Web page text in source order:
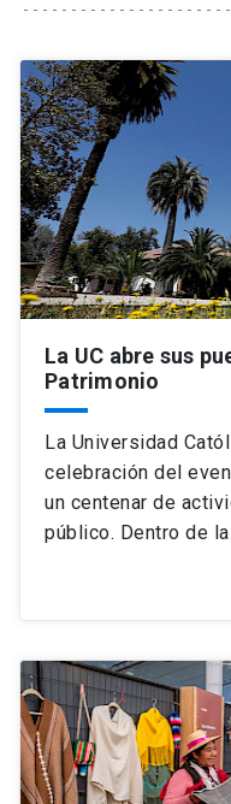
Universidad
Información para
Futuros estudiantes
Estudiantes
Personal
Alumni
Padres y familia
Go to english site
ACCESOS DIRECTOS
Admisión launch
Mi Cuenta UC
Mi Portal UC launch
Medios Biblioteca
La UC abre sus
Patrimonio
La Universidad
celebración del
un centenar de
público. Dentro de